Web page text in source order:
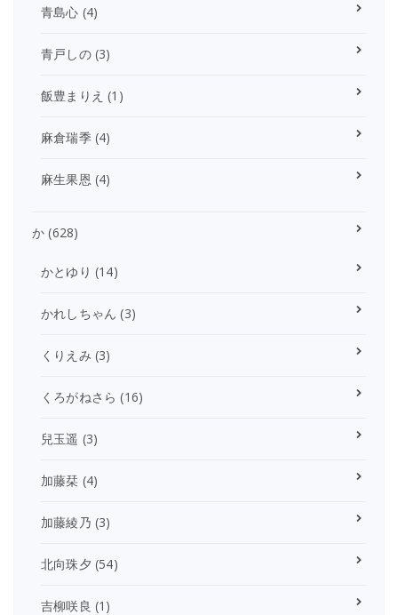
青島心 (4)
青戸しの(3)
飯豊まりえ (1)
麻倉瑞季(4)
麻生果恩 (4)
か (628)
かとゆり (14)
かれしちゃん (3)
くりえみ (3)
くろがねさら (16)
兒玉遥 (3)
加藤栞 (4)
加藤綾乃 (3)
北向珠夕 (54)
吉柳咲良 (1)